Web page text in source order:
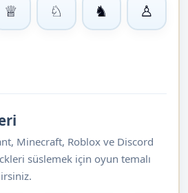
♕ ♘ ♞ ♙
Minecraft, Roblox ve Discord
süslemek için oyun temalı